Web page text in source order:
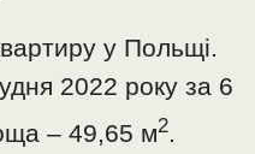
у Польщі.
2022 року за 6
– 49,65 м2.